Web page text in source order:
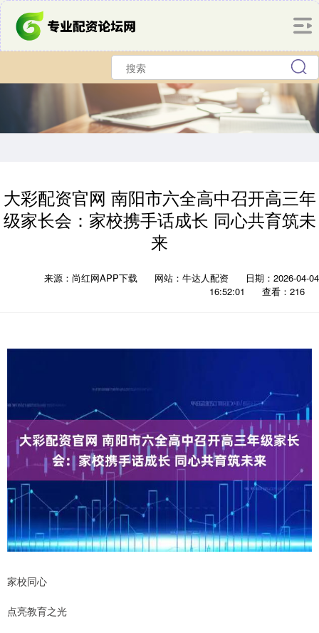
大彩配资官网 南阳市六全高中召开高三年
级家长会：家校携手话成长 同心共育筑未
来
来源：尚红网APP下载 网站：牛达人配资
日期：2026-04-04
16:52:01
查看：216
家校同心
点亮教育之光